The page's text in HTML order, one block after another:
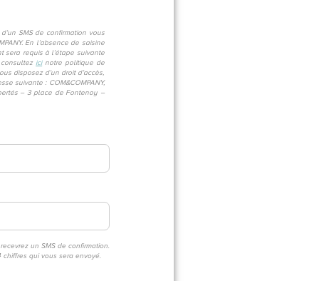
SMS de confirmation vous
En l’absence de saisine
sera requis à l’étape suivante
icinotre politique de
disposez d’un droit d’accès,
suivante : COM&COMPANY,
– 3 place de Fontenoy –
un SMS de confirmation.
qui vous sera envoyé.